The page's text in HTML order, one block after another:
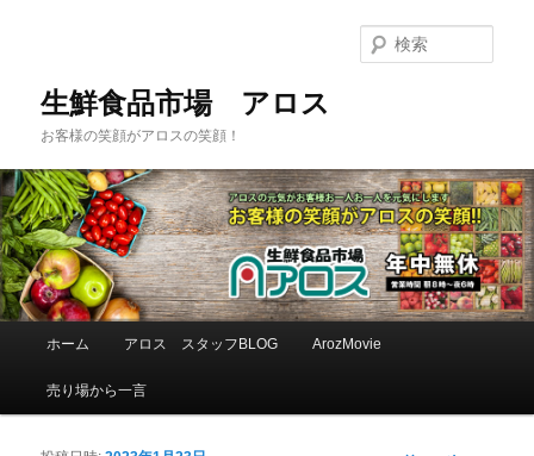
生鮮食品市場 アロス
お客様の笑顔がアロスの笑顔！
索
メインコンテンツへ移動
サブコンテンツへ移動
ホーム アロス スタッフBLOG ArozMovie
売り場から一言